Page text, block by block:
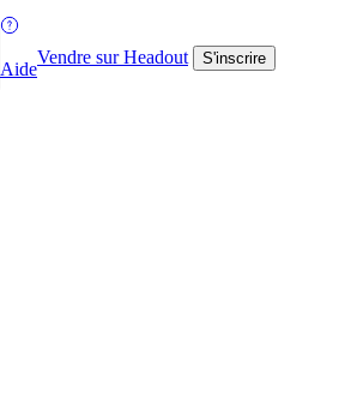
Aide
Vendre sur Headout S'inscrire